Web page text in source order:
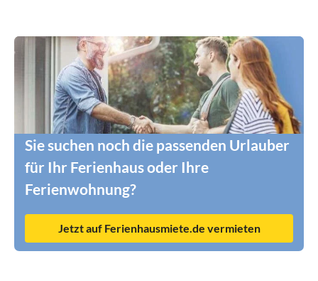
Sie suchen noch die passenden Urlauber
für Ihr Ferienhaus oder Ihre
Ferienwohnung?
Jetzt auf Ferienhausmiete.de vermieten